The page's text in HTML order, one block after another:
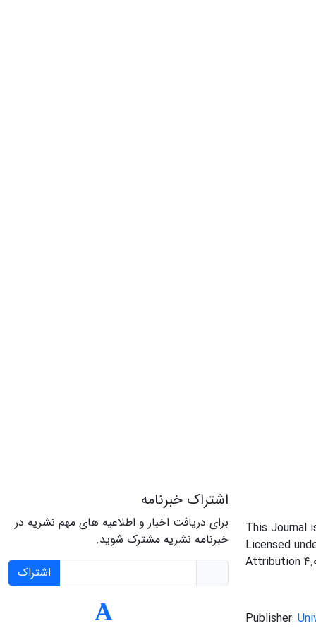
This Journal
Licensed
Attribution
Publisher:
اشتراک خبرنامه
برای دریافت اخبار و اطلاعیه های مهم نشریه در
خبرنامه نشریه مشترک شوید.
اشتراک